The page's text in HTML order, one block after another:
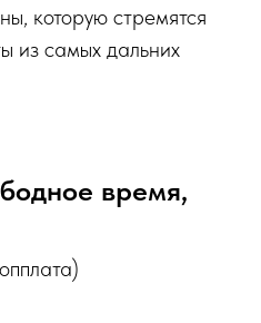
которую стремятся
из самых дальних
время,